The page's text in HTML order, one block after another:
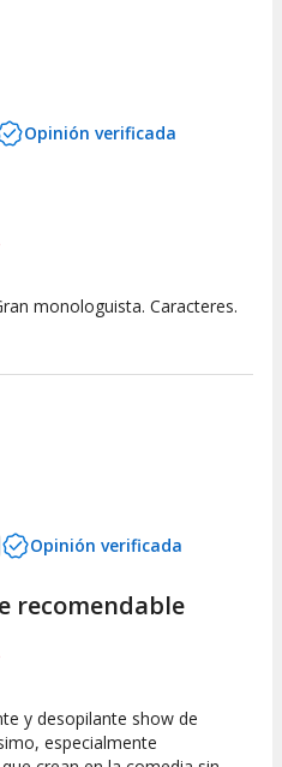
Opinión verificada
10
artística
monologuista. Caracteres.
Opinión verificada
recomendable
10
y desopilante show de
especialmente